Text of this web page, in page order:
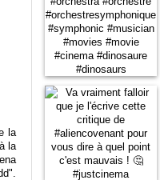
la
la